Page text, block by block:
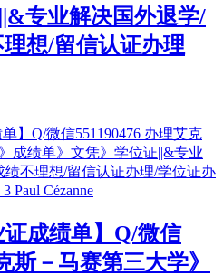
专业解决国外退学/
想/留信认证办理
成绩单】Q/微信
斯－马赛第三大学》